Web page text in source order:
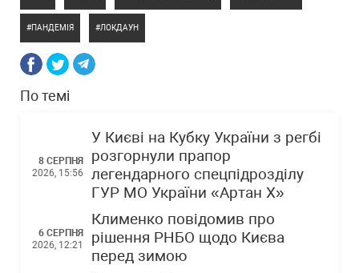
ПАНДЕМІЯ ЛОКДАУН
По темі
8 СЕРПНЯ
2026, 15:56
У Києві на Кубку України з регбі
розгорнули прапор
легендарного спецпідрозділу
ГУР МО України «Артан Х»
6 СЕРПНЯ
2026, 12:21
Клименко повідомив про
рішення РНБО щодо Києва
перед зимою